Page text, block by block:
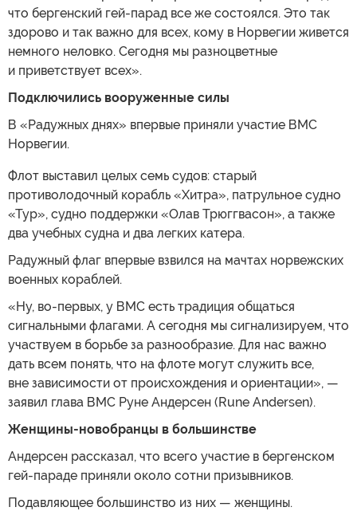
что бергенский гей-парад все же состоялся. Это так
здорово и так важно для всех, кому в Норвегии живется
немного неловко. Сегодня мы разноцветные
и приветствует всех».
Подключились вооруженные силы
В «Радужных днях» впервые приняли участие ВМС
Норвегии.
Флот выставил целых семь судов: старый
противолодочный корабль «Хитра», патрульное судно
«Тур», судно поддержки «Олав Трюггвасон», а также
два учебных судна и два легких катера.
Радужный флаг впервые взвился на мачтах норвежских
военных кораблей.
«Ну, во-первых, у ВМС есть традиция общаться
сигнальными флагами. А сегодня мы сигнализируем, что
участвуем в борьбе за разнообразие. Для нас важно
дать всем понять, что на флоте могут служить все,
вне зависимости от происхождения и ориентации», —
заявил глава ВМС Руне Андерсен (Rune Andersen).
Женщины-новобранцы в большинстве
Андерсен рассказал, что всего участие в бергенском
гей-параде приняли около сотни призывников.
Подавляющее большинство из них — женщины.